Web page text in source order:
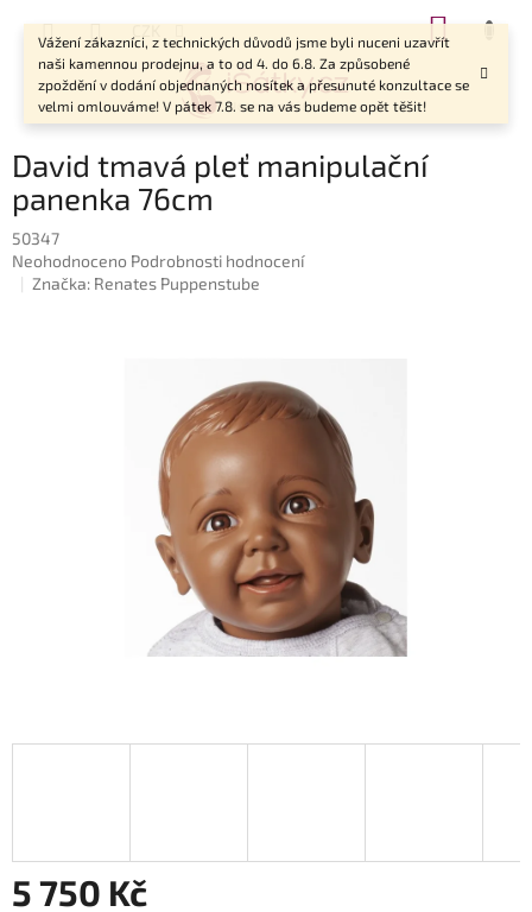
Vážení zákazníci, z technických důvodů jsme byli nuceni uzavřít
naši kamennou prodejnu, a to od 4. do 6.8. Za způsobené
zpoždění v dodání objednaných nosítek a přesunuté konzultace se
velmi omlouváme! V pátek 7.8. se na vás budeme opět těšit!
CZK
David tmavá pleť manipulační
panenka 76cm
50347
Průměrné
hodnocení
Neohodnoceno Podrobnosti hodnocení
Značka: Renates Puppenstube
5 750 Kč